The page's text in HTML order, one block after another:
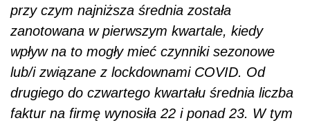
przy czym najniższa średnia została
zanotowana w pierwszym kwartale, kiedy
wpływ na to mogły mieć czynniki sezonowe
lub/i związane z lockdownami COVID. Od
drugiego do czwartego kwartału średnia liczba
faktur na firmę wynosiła 22 i ponad 23. W tym